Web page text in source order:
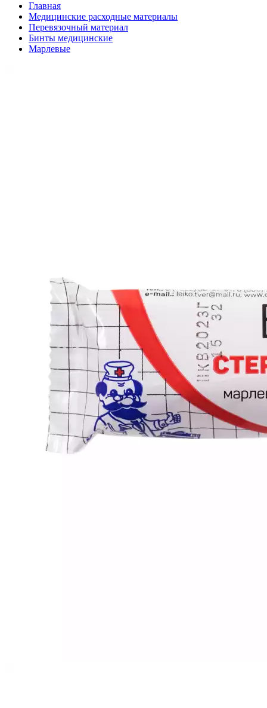
Главная
Медицинские расходные материалы
Перевязочный материал
Бинты медицинские
Марлевые